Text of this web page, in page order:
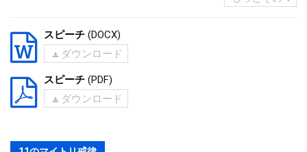
スピーチ (DOCX)
ダウンロード
スピーチ (PDF)
ダウンロード